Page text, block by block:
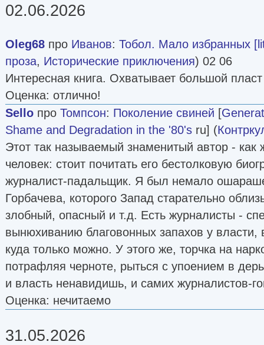
02.06.2026
Oleg68 про Иванов: Тобол. Мало избранных
проза, Исторические приключения) 02 06
Интересная книга. Охватывает большой
Оценка: отлично!
Sello про Томпсон: Поколение свиней [
Shame and Degradation in the '80's ru] (
Этот так называемый знаменитый автор - как
человек: стоит почитать его бестолковую
журналист-падальщик. Я был немало
Горбачева, которого Запад старательно
злобный, опасный и т.д. Есть журналисты -
вынюхиванию благовонных запахов у власти,
куда только можно. У этого же, торчка на
потрафляя черноте, рыться с упоением в
и власть ненавидишь, и самих журналистов-
Оценка: нечитаемо
31.05.2026